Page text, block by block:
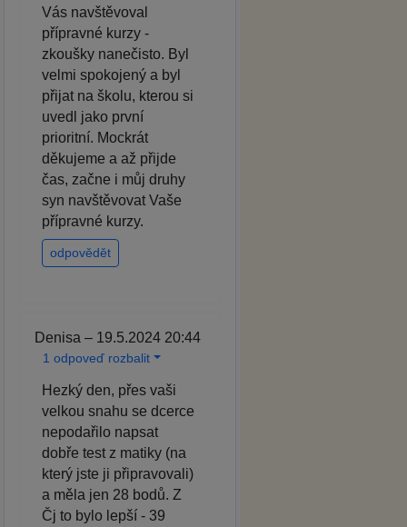
Vás navštěvoval
přípravné kurzy -
zkoušky nanečisto. Byl
velmi spokojený a byl
přijat na školu, kterou si
uvedl jako první
prioritní. Mockrát
děkujeme a až přijde
čas, začne i můj druhy
syn navštěvovat Vaše
přípravné kurzy.
odpovědět
Denisa – 19.5.2024 20:44
1 odpoveď rozbalit
Hezký den, přes vaši
velkou snahu se dcerce
nepodařilo napsat
dobře test z matiky (na
který jste ji připravovali)
a měla jen 28 bodů. Z
Čj to bylo lepší - 39